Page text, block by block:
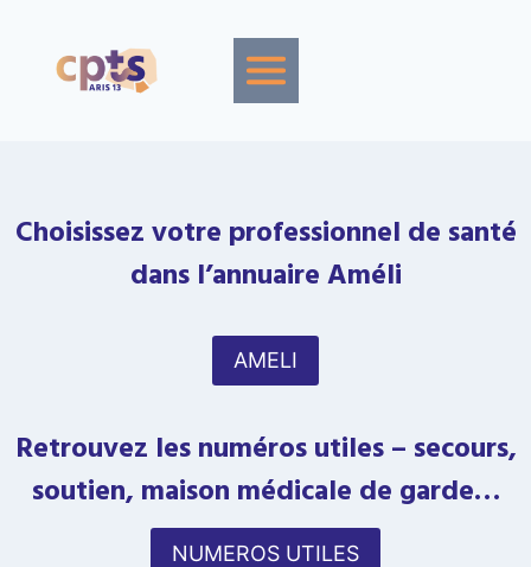
contenu
Choisissez votre professionnel de santé
dans l’annuaire Améli
AMELI
Retrouvez les numéros utiles – secours,
soutien, maison médicale de garde…
NUMEROS UTILES